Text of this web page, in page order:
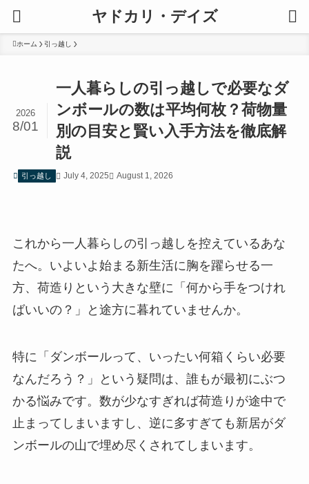
ヤドカリ・デイズ
ホーム 引っ越し
一人暮らしの引っ越しで必要なダ
ンボールの数は平均何枚？荷物量
別の目安と賢い入手方法を徹底解
説
2026
8/01
引っ越し July 4, 2025 August 1, 2026
これから一人暮らしの引っ越しを控えているあな
たへ。いよいよ始まる新生活に胸を躍らせる一
方、荷造りという大きな壁に「何から手をつけれ
ばいいの？」と途方に暮れていませんか。
特に「ダンボールって、いったい何箱くらい必要
なんだろう？」という疑問は、誰もが最初にぶつ
かる悩みです。数が少なすぎれば荷造りが途中で
止まってしまいますし、逆に多すぎても新居がダ
ンボールの山で埋め尽くされてしまいます。